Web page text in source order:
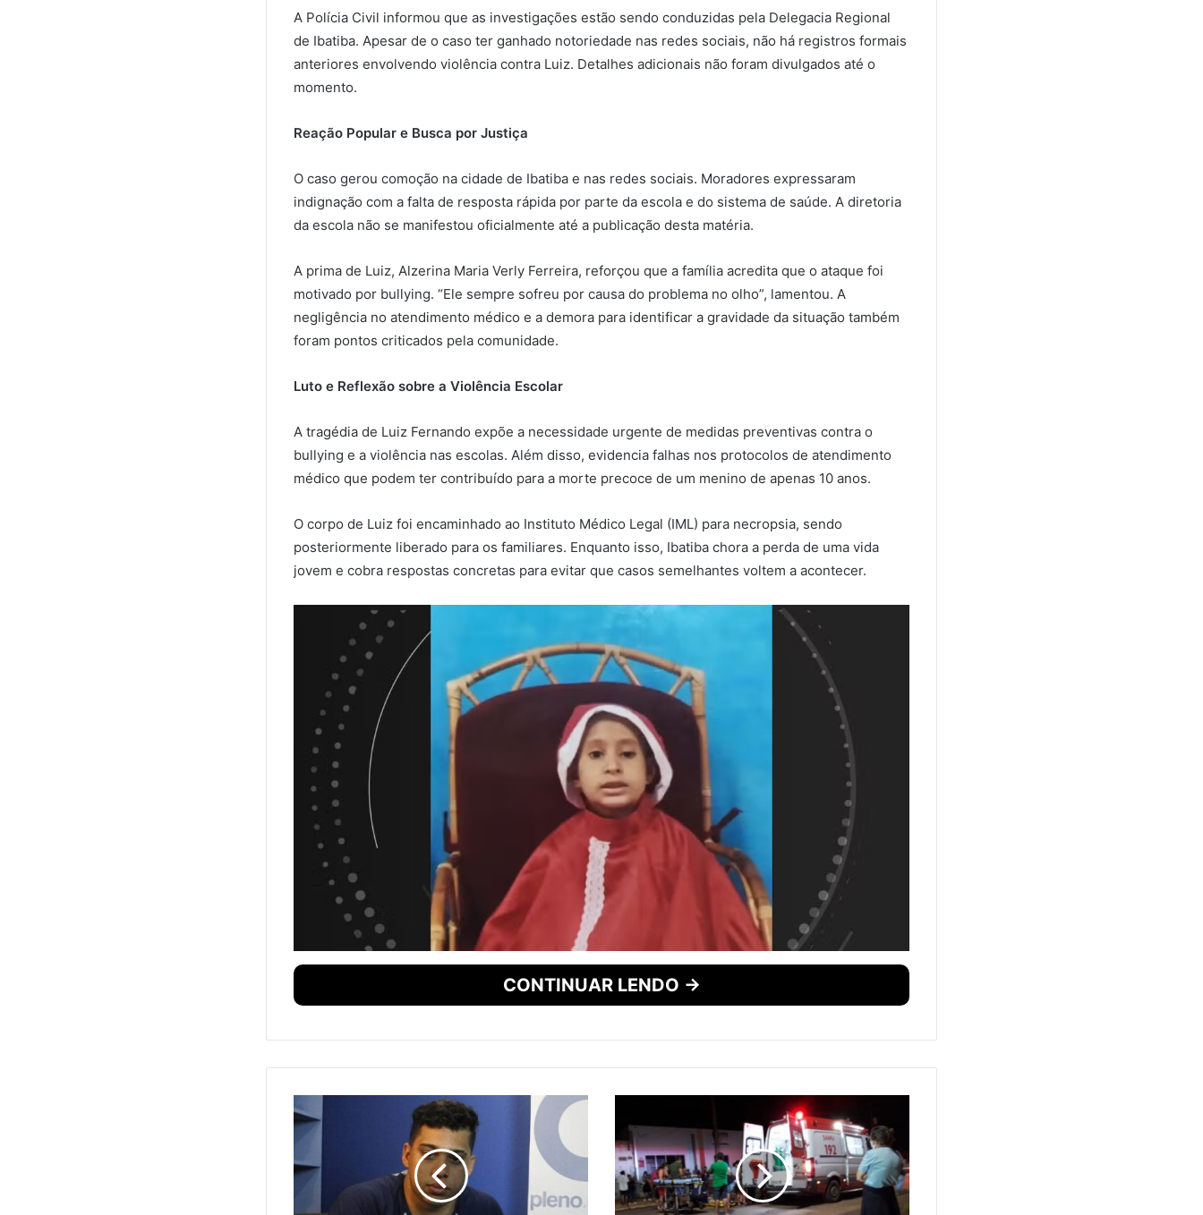
A Polícia Civil informou que as investigações estão sendo conduzidas pela Delegacia Regional
de Ibatiba. Apesar de o caso ter ganhado notoriedade nas redes sociais, não há registros formais
anteriores envolvendo violência contra Luiz. Detalhes adicionais não foram divulgados até o
momento.
Reação Popular e Busca por Justiça
O caso gerou comoção na cidade de Ibatiba e nas redes sociais. Moradores expressaram
indignação com a falta de resposta rápida por parte da escola e do sistema de saúde. A diretoria
da escola não se manifestou oficialmente até a publicação desta matéria.
A prima de Luiz, Alzerina Maria Verly Ferreira, reforçou que a família acredita que o ataque foi
motivado por bullying. “Ele sempre sofreu por causa do problema no olho”, lamentou. A
negligência no atendimento médico e a demora para identificar a gravidade da situação também
foram pontos criticados pela comunidade.
Luto e Reflexão sobre a Violência Escolar
A tragédia de Luiz Fernando expõe a necessidade urgente de medidas preventivas contra o
bullying e a violência nas escolas. Além disso, evidencia falhas nos protocolos de atendimento
médico que podem ter contribuído para a morte precoce de um menino de apenas 10 anos.
O corpo de Luiz foi encaminhado ao Instituto Médico Legal (IML) para necropsia, sendo
posteriormente liberado para os familiares. Enquanto isso, Ibatiba chora a perda de uma vida
jovem e cobra respostas concretas para evitar que casos semelhantes voltem a acontecer.
CONTINUAR LENDO →